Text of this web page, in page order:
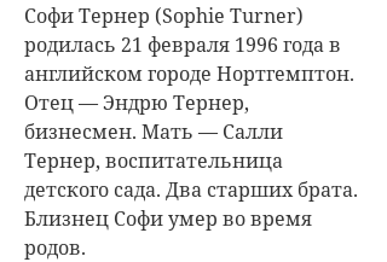
Софи Тернер (Sophie Turner)
родилась 21 февраля 1996 года в
английском городе Нортгемптон.
Отец — Эндрю Тернер,
бизнесмен. Мать — Салли
Тернер, воспитательница
детского сада. Два старших брата.
Близнец Софи умер во время
родов.